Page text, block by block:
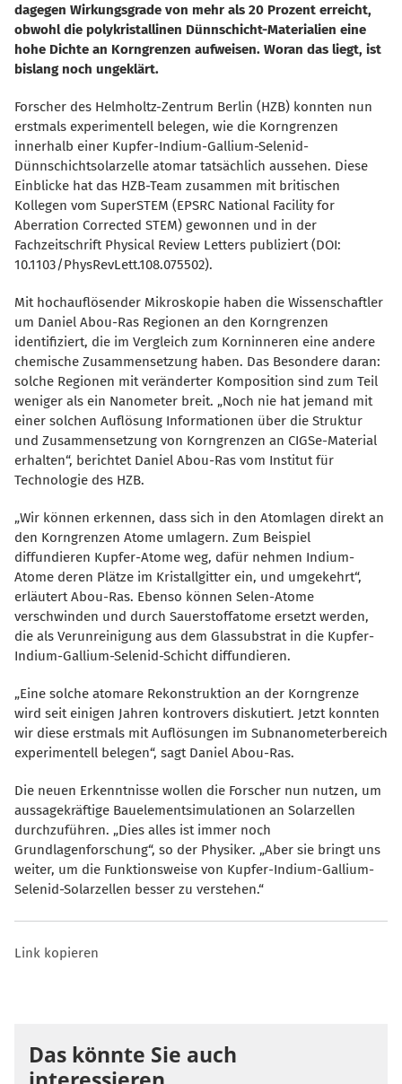
dagegen Wirkungsgrade von mehr als 20 Prozent erreicht,
obwohl die polykristallinen Dünnschicht-Materialien eine
hohe Dichte an Korngrenzen aufweisen. Woran das liegt, ist
bislang noch ungeklärt.
Forscher des Helmholtz-Zentrum Berlin (HZB) konnten nun
erstmals experimentell belegen, wie die Korngrenzen
innerhalb einer Kupfer-Indium-Gallium-Selenid-
Dünnschichtsolarzelle atomar tatsächlich aussehen. Diese
Einblicke hat das HZB-Team zusammen mit britischen
Kollegen vom SuperSTEM (EPSRC National Facility for
Aberration Corrected STEM) gewonnen und in der
Fachzeitschrift Physical Review Letters publiziert (DOI:
10.1103/PhysRevLett.108.075502).
Mit hochauflösender Mikroskopie haben die Wissenschaftler
um Daniel Abou-Ras Regionen an den Korngrenzen
identifiziert, die im Vergleich zum Korninneren eine andere
chemische Zusammensetzung haben. Das Besondere daran:
solche Regionen mit veränderter Komposition sind zum Teil
weniger als ein Nanometer breit. „Noch nie hat jemand mit
einer solchen Auflösung Informationen über die Struktur
und Zusammensetzung von Korngrenzen an CIGSe-Material
erhalten“, berichtet Daniel Abou-Ras vom Institut für
Technologie des HZB.
Wir können erkennen, dass sich in den Atomlagen direkt an
den Korngrenzen Atome umlagern. Zum Beispiel
diffundieren Kupfer-Atome weg, dafür nehmen Indium-
Atome deren Plätze im Kristallgitter ein, und umgekehrt“,
erläutert Abou-Ras. Ebenso können Selen-Atome
verschwinden und durch Sauerstoffatome ersetzt werden,
die als Verunreinigung aus dem Glassubstrat in die Kupfer-
Indium-Gallium-Selenid-Schicht diffundieren.
Eine solche atomare Rekonstruktion an der Korngrenze
wird seit einigen Jahren kontrovers diskutiert. Jetzt konnten
wir diese erstmals mit Auflösungen im Subnanometerbereich
experimentell belegen“, sagt Daniel Abou-Ras.
Die neuen Erkenntnisse wollen die Forscher nun nutzen, um
aussagekräftige Bauelementsimulationen an Solarzellen
durchzuführen. „Dies alles ist immer noch
Grundlagenforschung“, so der Physiker. „Aber sie bringt uns
weiter, um die Funktionsweise von Kupfer-Indium-Gallium-
Selenid-Solarzellen besser zu verstehen.“
Link kopieren
Das könnte Sie auch